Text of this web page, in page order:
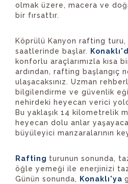
olmak üzere, macera ve
bir fırsattır.
Köprülü Kanyon rafting turu,
saatlerinde başlar.
konforlu araçlarımızla kısa
ardından, rafting başlangıç
ulaşacaksınız. Uzman
bilgilendirme ve güvenlik
nehirdeki heyecan verici
Bu yaklaşık 14 kilometrelik
heyecan dolu anlar
büyüleyici manzaralarının
Rafting turunun sonunda,
öğle yemeği ile enerjinizi
Günün sonunda, Konaklı'ya